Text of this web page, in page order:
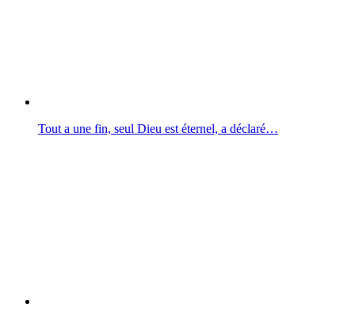
Tout a une fin, seul Dieu est éternel, a déclaré…